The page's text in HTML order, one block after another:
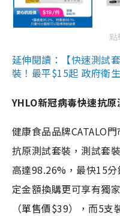
延伸閱讀：【快速測試
裝！最平$15起 政府衛
YHLO新冠病毒快速抗
健康食品品牌CATALO
抗原測試套裝，測試套
高達98.26%，最快15
定金額換購更可享有獨
（單售價$39），而5